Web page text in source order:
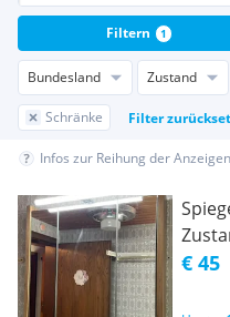
Bundesland Zustand
Schränke Filter
Filtern 1
Infos zur Reihung der Anzeigen
€ 45